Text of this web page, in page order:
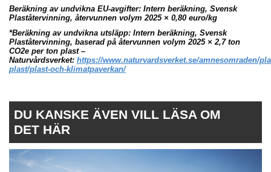
Beräkning av undvikna EU-avgifter: Intern beräkning, Svensk
Plaståtervinning, återvunnen volym 2025 × 0,80 euro/kg
*Beräkning av undvikna utsläpp: Intern beräkning, Svensk
Plaståtervinning, baserad på återvunnen volym 2025 × 2,7 ton
CO2e per ton plast –
Naturvårdsverket: https://www.naturvardsverket.se/amnesomraden/
plast/plast-och-klimatpaverkan/
DU KANSKE ÄVEN VILL LÄSA OM
DET HÄR